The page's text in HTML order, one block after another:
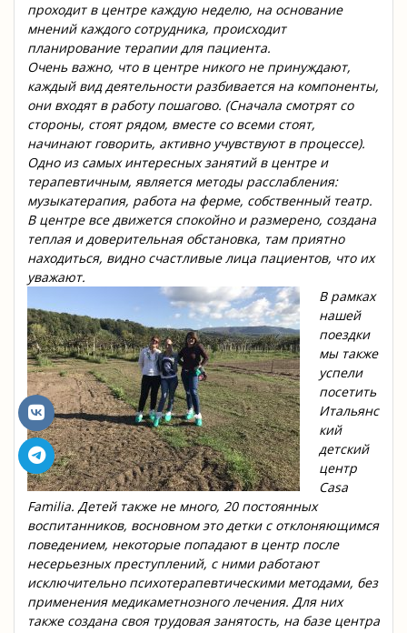
проходит в центре каждую неделю, на основание
мнений каждого сотрудника, происходит
планирование терапии для пациента.
Очень важно, что в центре никого не принуждают,
каждый вид деятельности разбивается на компоненты,
они входят в работу пошагово. (Сначала смотрят со
стороны, стоят рядом, вместе со всеми стоят,
начинают говорить, активно учувствуют в процессе).
Одно из самых интересных занятий в центре и
терапевтичным, является методы расслабления:
музыкатерапия, работа на ферме, собственный театр.
В центре все движется спокойно и размерено, создана
теплая и доверительная обстановка, там приятно
находиться, видно счастливые лица пациентов, что их
уважают.
В рамках
нашей
поездки
мы также
успели
посетить
Итальянс
кий
детский
центр
Casa
Familia. Детей также не много, 20 постоянных
воспитанников, восновном это детки с отклоняющимся
поведением, некоторые попадают в центр после
несерьезных преступлений, с ними работают
исключительно психотерапевтическими методами, без
применения медикаметнозного лечения. Для них
также создана своя трудовая занятость, на базе центра